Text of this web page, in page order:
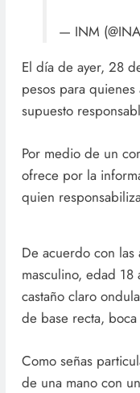
— INM
El día de ayer, 28
pesos para
supuesto
Por medio de un
ofrece por la
quien
De acuerdo con
masculino, edad
castaño claro
de base recta,
Como señas
de una mano con